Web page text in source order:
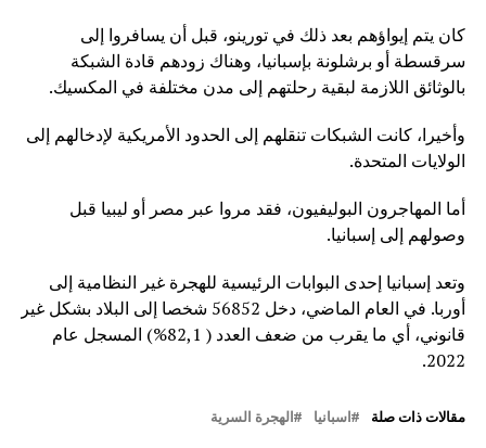
كان يتم إيواؤهم بعد ذلك في تورينو، قبل أن يسافروا إلى
سرقسطة أو برشلونة بإسبانيا، وهناك زودهم قادة الشبكة
بالوثائق اللازمة لبقية رحلتهم إلى مدن مختلفة في المكسيك.
وأخيرا، كانت الشبكات تنقلهم إلى الحدود الأمريكية لإدخالهم إلى
الولايات المتحدة.
أما المهاجرون البوليفيون، فقد مروا عبر مصر أو ليبيا قبل
وصولهم إلى إسبانيا.
وتعد إسبانيا إحدى البوابات الرئيسية للهجرة غير النظامية إلى
أوربا. في العام الماضي، دخل 56852 شخصا إلى البلاد بشكل غير
قانوني، أي ما يقرب من ضعف العدد ( 82,1%) المسجل عام
2022.
مقالات ذات صلة اسبانيا الهجرة السرية